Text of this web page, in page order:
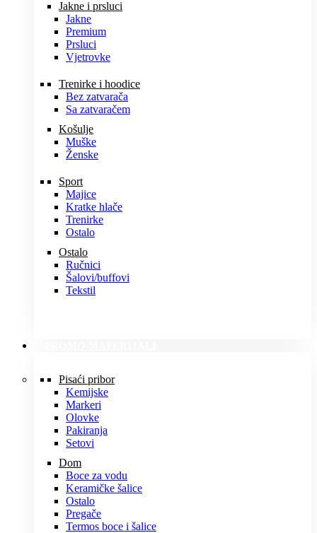
Jakne i prsluci
Jakne
Premium
Prsluci
Vjetrovke
Trenirke i hoodice
Bez zatvarača
Sa zatvaračem
Košulje
Muške
Ženske
Sport
Majice
Kratke hlače
Trenirke
Ostalo
Ostalo
Ručnici
Šalovi/buffovi
Tekstil
Pisaći pribor
Kemijske
Markeri
Olovke
Pakiranja
Setovi
Dom
Boce za vodu
Keramičke šalice
Ostalo
Pregače
Termos boce i šalice